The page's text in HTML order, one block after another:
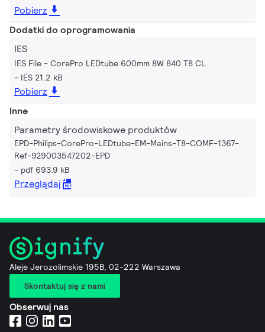
Pobierz
Dodatki do oprogramowania
IES
IES File - CorePro LEDtube 600mm 8W 840 T8 CL
IES 21.2 kB
Pobierz
Inne
Parametry środowiskowe produktów
EPD-Philips-CorePro-LEDtube-EM-Mains-T8-COMF-1367-
Ref-929003547202-EPD
pdf 693.9 kB
Przeglądaj
Aleje Jerozolimskie 195B, 02-222 Warszawa
Skontaktuj się z nami
Obserwuj nas